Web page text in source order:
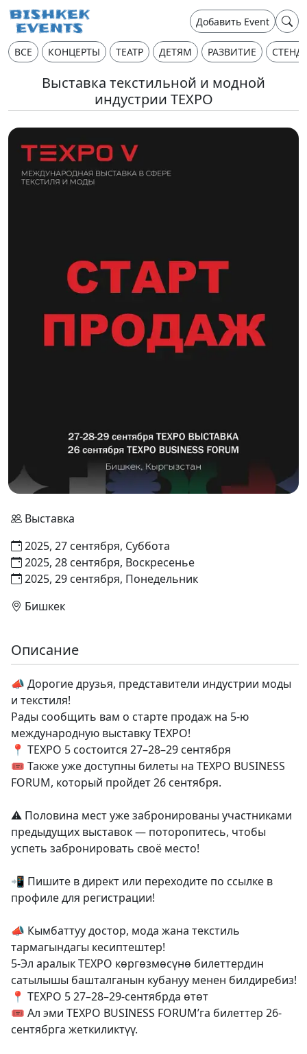
Добавить Event
ВСЕ КОНЦЕРТЫ ТЕАТР ДЕТЯМ РАЗВИТИЕ
Выставка текстильной и модной
индустрии TEXPO
Выставка
2025, 27 сентября, Суббота
2025, 28 сентября, Воскресенье
2025, 29 сентября, Понедельник
Бишкек
Описание
📣 Дорогие друзья, представители индустрии моды
и текстиля!
Рады сообщить вам о старте продаж на 5-ю
международную выставку TEXPO!
📍 TEXPO 5 состоится 27–28–29 сентября
🎟️ Также уже доступны билеты на TEXPO BUSINESS
FORUM, который пройдет 26 сентября.
⚠️ Половина мест уже забронированы участниками
предыдущих выставок — поторопитесь, чтобы
успеть забронировать своё место!
📲 Пишите в директ или переходите по ссылке в
профиле для регистрации!
📣 Кымбаттуу достор, мода жана текстиль
тармагындагы кесиптештер!
5-Эл аралык TEXPO көргөзмөсүнө билеттердин
сатылышы башталганын кубануу менен билдиребиз!
📍 TEXPO 5 27–28–29-сентябрда өтөт
🎟️ Ал эми TEXPO BUSINESS FORUM’га билеттер 26-
сентябрга жеткиликтүү.